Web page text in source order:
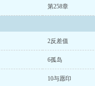
第258章
2反差值
6孤岛
10与愿印